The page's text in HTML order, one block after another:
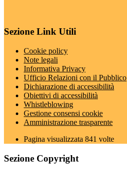
Sezione Link Utili
Cookie policy
Note legali
Informativa Privacy
Ufficio Relazioni con il Pubblico
Dichiarazione di accessibilità
Obiettivi di accessibilità
Whistleblowing
Gestione consensi cookie
Amministrazione trasparente
Pagina visualizzata 841 volte
Sezione Copyright